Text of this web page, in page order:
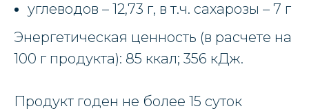
углеводов – 12,73 г, в т.ч. сахарозы – 7 г
Энергетическая ценность (в расчете на
100 г продукта): 85 ккал; 356 кДж.
Продукт годен не более 15 суток